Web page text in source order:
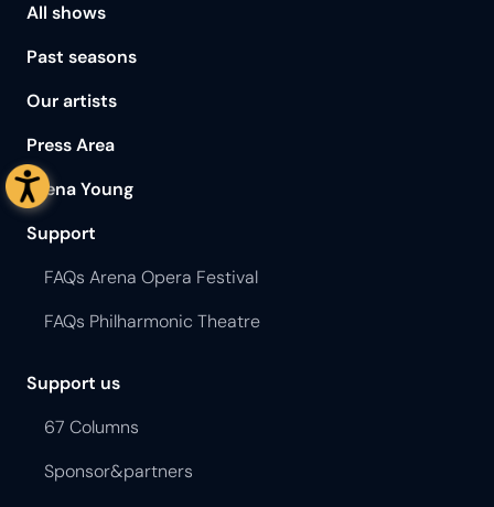
All shows
Past seasons
Our artists
Press Area
Arena Young
Support
FAQs Arena Opera Festival
FAQs Philharmonic Theatre
Support us
67 Columns
Sponsor&partners